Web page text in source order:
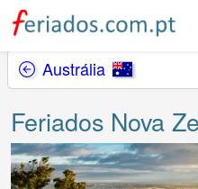
Austrália
Feriados Nova